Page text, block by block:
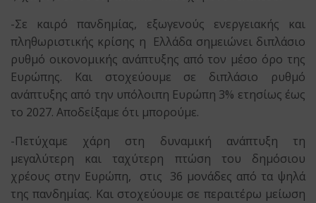
-Σε καιρό πανδημίας, εξωγενούς ενεργειακής και
πληθωριστικής κρίσης η Ελλάδα σημειώνει διπλάσιο
ρυθμό οικονομικής ανάπτυξης από τον μέσο όρο της
Ευρώπης. Και στοχεύουμε σε διπλάσιο ρυθμό
ανάπτυξης από την υπόλοιπη Ευρώπη 3% ετησίως έως
το 2027. Αποδείξαμε ότι μπορούμε.
-Πετύχαμε χάρη στη δυναμική ανάπτυξη τη
μεγαλύτερη και ταχύτερη πτώση του δημόσιου
χρέους στην Ευρώπη, στις 36 μονάδες από τα ψηλά
της πανδημίας. Και στοχεύουμε σε περαιτέρω μείωση